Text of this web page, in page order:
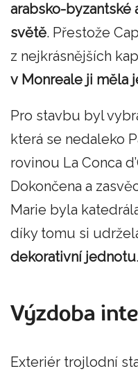
arabsko-byzantské
světě. Přestože
z nejkrásnějších
v Monreale ji měla
Pro stavbu byl
která se nedaleko
rovinou La Conca
Dokončena a
Marie byla
díky tomu si
dekorativní jednotu.
Výzdoba
Exteriér trojlodní